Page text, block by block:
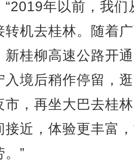
“2019年以前，我们
转机去桂林。随着
新桂柳高速公路开
入境后稍作停留，
市，再坐大巴去桂
接近，体验更丰富
”